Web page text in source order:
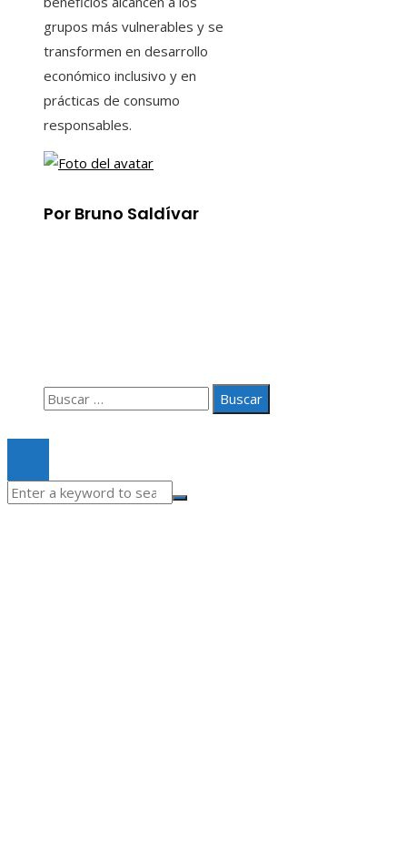
grupos más vulnerables y se
transformen en desarrollo
económico inclusivo y en
prácticas de consumo
responsables.
Por Bruno Saldívar
Buscar: